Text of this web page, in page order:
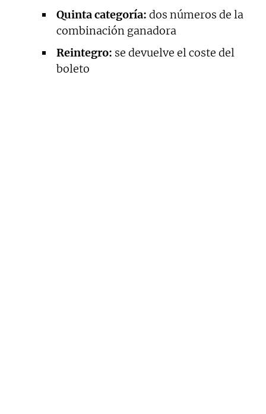
Quinta categoría: dos números de la
combinación ganadora
Reintegro: se devuelve el coste del
boleto